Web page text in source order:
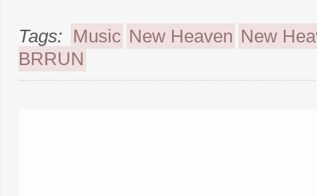
Tags: Music New Heaven New
BRRUN